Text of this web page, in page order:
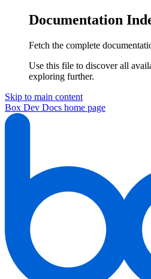
Documentation
Fetch the complete
Use this file to discover all
exploring further.
Skip to main content
Box Dev Docs home page